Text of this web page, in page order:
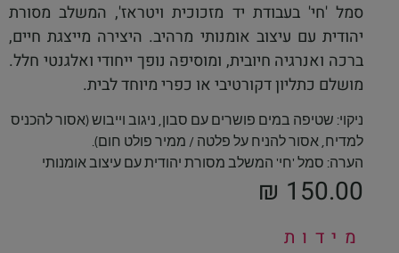
סמל 'חי' בעבודת יד מזכוכית ויטראז', המשלב מסורת
יהודית עם עיצוב אומנותי מרהיב. היצירה מייצגת חיים,
ברכה ואנרגיה חיובית, ומוסיפה נופך ייחודי ואלגנטי חלל.
מושלם כתליון דקורטיבי או כפרי מיוחד לבית.
ניקוי: שטיפה במים פושרים עם סבון, ניגוב וייבוש (אסור להכניס
למדיח, אסור להניח על פלטה / ממיר פולט חום).
הערה: סמל 'חי' המשלב מסורת יהודית עם עיצוב אומנותי
₪ 150.00
מידות